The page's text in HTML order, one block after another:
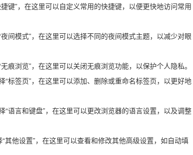
键”，在这里可以自定义常用的快捷键，以便更快地访问常用
间模式”，在这里可以选择不同的夜间模式主题，以减少对眼
痕浏览”，在这里可以关闭无痕浏览功能，以保护个人隐私。
标签页”，在这里可以添加、删除或重命名标签页，以更好地
语言和键盘”，在这里可以更改浏览器的语言设置，以及调整
他设置”，在这里可以查看和修改其他高级设置，如自动填